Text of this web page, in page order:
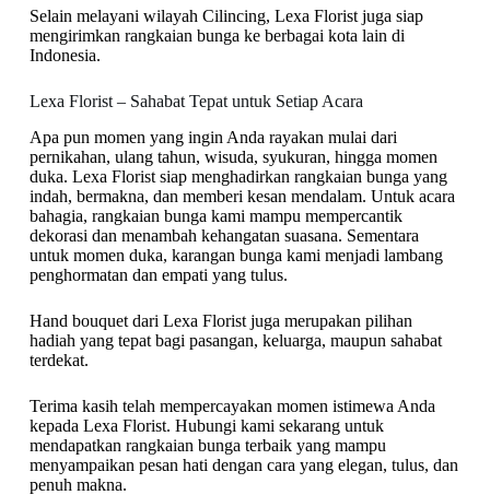
Selain melayani wilayah Cilincing, Lexa Florist juga siap
mengirimkan rangkaian bunga ke berbagai kota lain di
Indonesia.
Lexa Florist – Sahabat Tepat untuk Setiap Acara
Apa pun momen yang ingin Anda rayakan mulai dari
pernikahan, ulang tahun, wisuda, syukuran, hingga momen
duka. Lexa Florist siap menghadirkan rangkaian bunga yang
indah, bermakna, dan memberi kesan mendalam. Untuk acara
bahagia, rangkaian bunga kami mampu mempercantik
dekorasi dan menambah kehangatan suasana. Sementara
untuk momen duka, karangan bunga kami menjadi lambang
penghormatan dan empati yang tulus.
Hand bouquet dari Lexa Florist juga merupakan pilihan
hadiah yang tepat bagi pasangan, keluarga, maupun sahabat
terdekat.
Terima kasih telah mempercayakan momen istimewa Anda
kepada Lexa Florist. Hubungi kami sekarang untuk
mendapatkan rangkaian bunga terbaik yang mampu
menyampaikan pesan hati dengan cara yang elegan, tulus, dan
penuh makna.